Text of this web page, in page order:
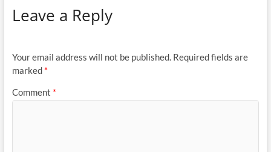
Leave a Reply
Your email address will not be published. Required fields are
marked *
Comment *